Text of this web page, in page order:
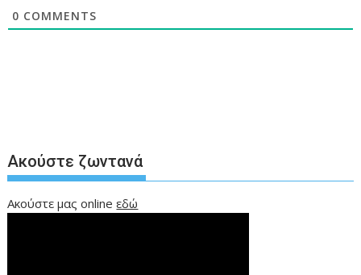
0 COMMENTS
Ακούστε ζωντανά
Ακούστε μας onlineεδώ